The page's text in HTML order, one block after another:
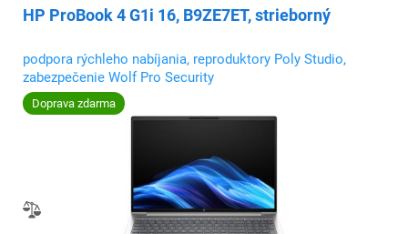
HP ProBook 4 G1i 16, B9ZE7ET, strieborný
podpora rýchleho nabíjania, reproduktory Poly Studio,
zabezpečenie Wolf Pro Security
Doprava zdarma